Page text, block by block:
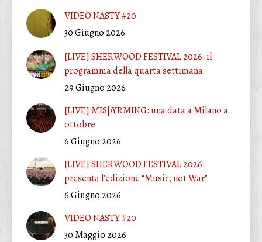
VIDEO NASTY #20
30 Giugno 2026
[LIVE] SHERWOOD FESTIVAL 2026: il
programma della quarta settimana
29 Giugno 2026
[LIVE] MISþYRMING: una data a Milano a
ottobre
6 Giugno 2026
[LIVE] SHERWOOD FESTIVAL 2026:
presenta l’edizione “Music, not War”
6 Giugno 2026
VIDEO NASTY #20
30 Maggio 2026